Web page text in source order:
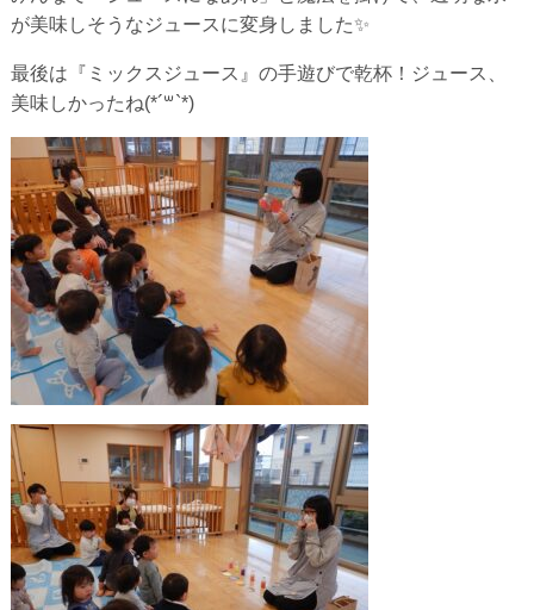
が美味しそうなジュースに変身しました✨
最後は『ミックスジュース』の手遊びで乾杯！ジュース、
美味しかったね(*´꒳`*)